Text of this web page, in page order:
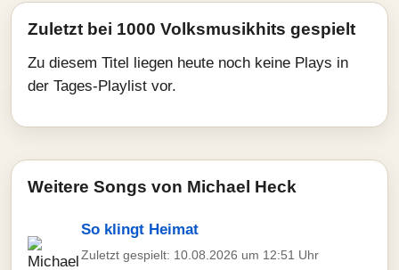
Zuletzt bei 1000 Volksmusikhits gespielt
Zu diesem Titel liegen heute noch keine Plays in
der Tages-Playlist vor.
Weitere Songs von Michael Heck
So klingt Heimat
Zuletzt gespielt: 10.08.2026 um 12:51 Uhr